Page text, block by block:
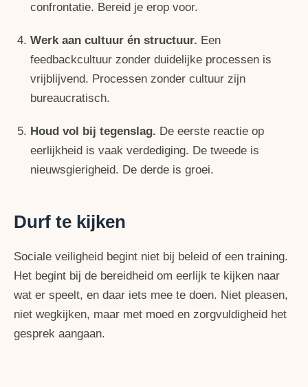
confrontatie. Bereid je erop voor.
Werk aan cultuur én structuur. Een
feedbackcultuur zonder duidelijke processen is
vrijblijvend. Processen zonder cultuur zijn
bureaucratisch.
Houd vol bij tegenslag. De eerste reactie op
eerlijkheid is vaak verdediging. De tweede is
nieuwsgierigheid. De derde is groei.
Durf te kijken
Sociale veiligheid begint niet bij beleid of een training.
Het begint bij de bereidheid om eerlijk te kijken naar
wat er speelt, en daar iets mee te doen. Niet pleasen,
niet wegkijken, maar met moed en zorgvuldigheid het
gesprek aangaan.